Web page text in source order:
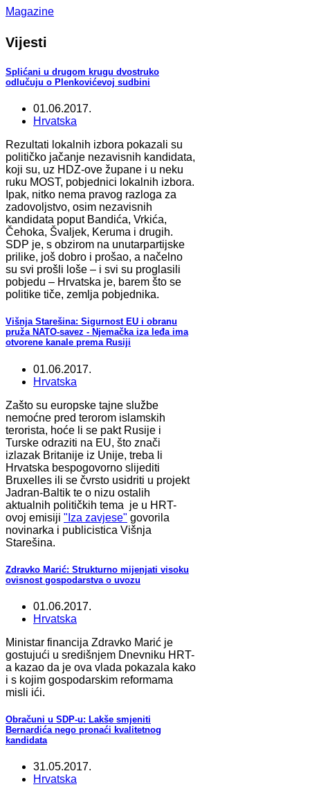
Magazine
Vijesti
Splićani u drugom krugu dvostruko
odlučuju o Plenkovićevoj sudbini
01.06.2017.
Hrvatska
Rezultati lokalnih izbora pokazali su
političko jačanje nezavisnih kandidata,
koji su, uz HDZ-ove župane i u neku
ruku MOST, pobjednici lokalnih izbora.
Ipak, nitko nema pravog razloga za
zadovoljstvo, osim nezavisnih
kandidata poput Bandića, Vrkića,
Čehoka, Švaljek, Keruma i drugih.
SDP je, s obzirom na unutarpartijske
prilike, još dobro i prošao, a načelno
su svi prošli loše – i svi su proglasili
pobjedu – Hrvatska je, barem što se
politike tiče, zemlja pobjednika.
Višnja Starešina: Sigurnost EU i obranu
pruža NATO-savez - Njemačka iza leđa ima
otvorene kanale prema Rusiji
01.06.2017.
Hrvatska
Zašto su europske tajne službe
nemoćne pred terorom islamskih
terorista, hoće li se pakt Rusije i
Turske odraziti na EU, što znači
izlazak Britanije iz Unije, treba li
Hrvatska bespogovorno slijediti
Bruxelles ili se čvrsto usidriti u projekt
Jadran-Baltik te o nizu ostalih
aktualnih političkih tema je u HRT-
ovoj emisiji "Iza zavjese" govorila
novinarka i publicistica Višnja
Starešina.
Zdravko Marić: Strukturno mijenjati visoku
ovisnost gospodarstva o uvozu
01.06.2017.
Hrvatska
Ministar financija Zdravko Marić je
gostujući u središnjem Dnevniku HRT-
a kazao da je ova vlada pokazala kako
i s kojim gospodarskim reformama
misli ići.
Obračuni u SDP-u: Lakše smjeniti
Bernardića nego pronaći kvalitetnog
kandidata
31.05.2017.
Hrvatska